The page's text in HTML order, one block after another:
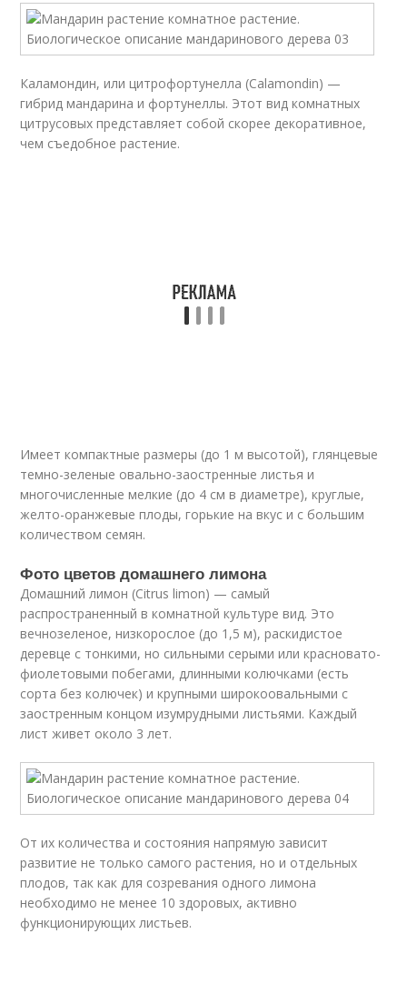
Каламондин, или цитрофортунелла (Calamondin) —
гибрид мандарина и фортунеллы. Этот вид комнатных
цитрусовых представляет собой скорее декоративное,
чем съедобное растение.
Имеет компактные размеры (до 1 м высотой), глянцевые
темно-зеленые овально-заостренные листья и
многочисленные мелкие (до 4 см в диаметре), круглые,
желто-оранжевые плоды, горькие на вкус и с большим
количеством семян.
Фото цветов домашнего лимона
Домашний лимон (Citrus limon) — самый
распространенный в комнатной культуре вид. Это
вечнозеленое, низкорослое (до 1,5 м), раскидистое
деревце с тонкими, но сильными серыми или красновато-
фиолетовыми побегами, длинными колючками (есть
сорта без колючек) и крупными широкоовальными с
заостренным концом изумрудными листьями. Каждый
лист живет около 3 лет.
От их количества и состояния напрямую зависит
развитие не только самого растения, но и отдельных
плодов, так как для созревания одного лимона
необходимо не менее 10 здоровых, активно
функционирующих листьев.